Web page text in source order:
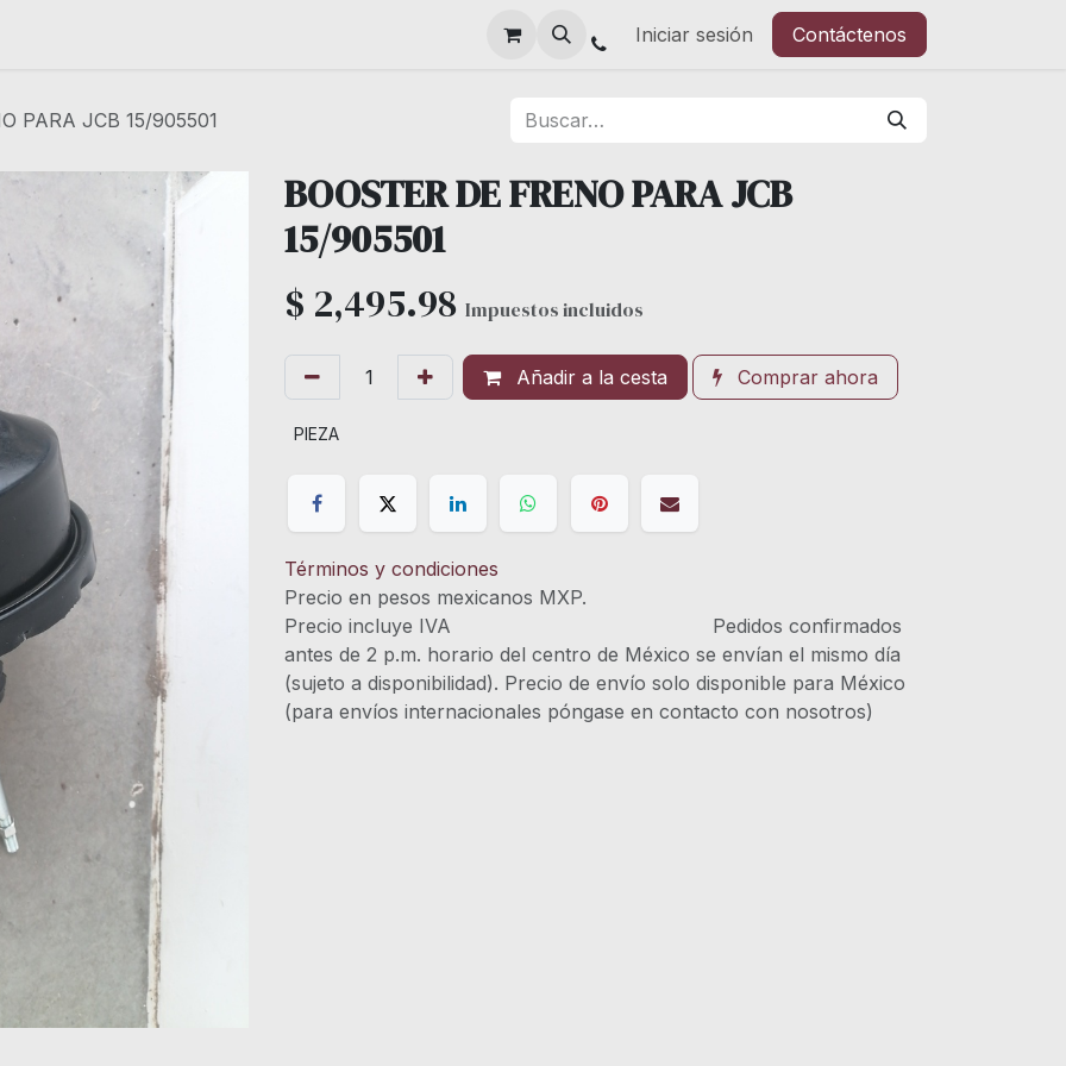
Iniciar sesión Contáctenos
PARA JCB 15/905501
BOOSTER DE FRENO PARA JCB
15/905501
$ 2,495.98 Impuestos incluidos
Añadir a la cesta Comprar ahora
PIEZA
Términos y condiciones
Precio en pesos mexicanos MXP.
Precio incluye IVA Pedidos confirmados
antes de 2 p.m. horario del centro de México se envían el mismo día
(sujeto a disponibilidad). Precio de envío solo disponible para México
(para envíos internacionales póngase en contacto con nosotros)